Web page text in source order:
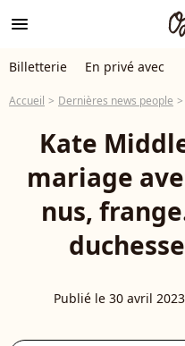
menu
Billetterie En privé avec
Accueil Dernières news people
Kate
mariage
nus,
Publié le 30 avril